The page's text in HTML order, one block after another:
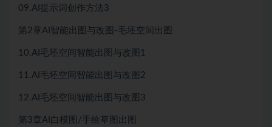
09.AI提示词创作方法3
第2章AI智能出图与改图-毛坯空间出图
10.AI毛坯空间智能出图与改图1
11.AI毛坯空间智能出图与改图2
12.AI毛坯空间智能出图与改图3
第3章AI白模图/手绘草图出图